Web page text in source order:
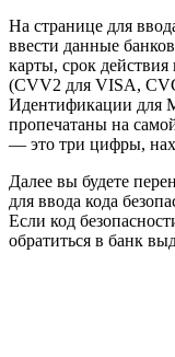
На странице для
ввести данные
карты, срок действия
(CVV2 для VISA,
Идентификации для
пропечатаны на
— это три цифры,
Далее вы будете
для ввода кода
Если код
обратиться в банк